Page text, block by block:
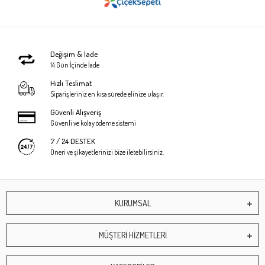
Değişim & İade
14 Gün İçinde İade
Hızlı Teslimat
Siparişleriniz en kısa sürede elinize ulaşır.
Güvenli Alışveriş
Güvenli ve kolay ödeme sistemi
7 / 24 DESTEK
Öneri ve şikayetlerinizi bize iletebilirsiniz.
KURUMSAL
MÜŞTERİ HİZMETLERİ